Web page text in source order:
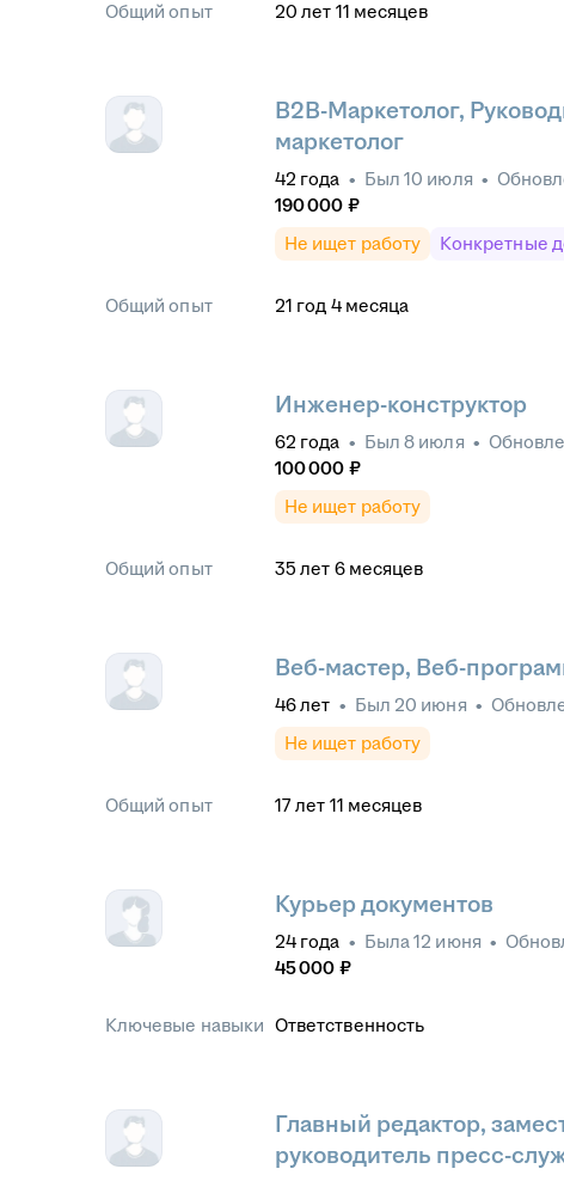
Общий опыт 20 лет 11 месяцев
B2B-Маркетолог,
маркетолог
42 года • Был 10 июля •
190 000 ₽
Не ищет работу
Конкретные
Общий опыт 21 год 4 месяца
Инженер-конструктор
62 года • Был 8 июля •
100 000 ₽
Не ищет работу
Общий опыт 35 лет 6 месяцев
Веб-мастер, Веб-
46лет • Был 20 июня •
Не ищет работу
Общий опыт 17лет 11 месяцев
Курьер документов
24 года • Была12 июня •
45 000 ₽
Ключевые навыки Ответственность
Главный редактор,
руководитель пресс-